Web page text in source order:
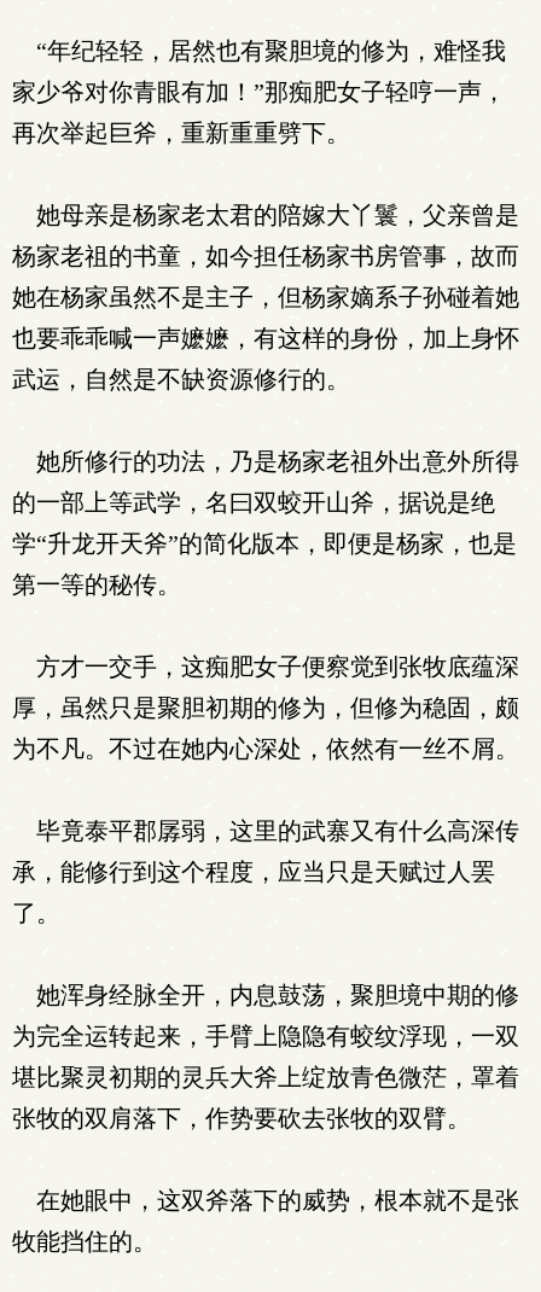
“年纪轻轻，居然也有聚胆境的修为，难怪我
家少爷对你青眼有加！”那痴肥女子轻哼一声，
再次举起巨斧，重新重重劈下。
她母亲是杨家老太君的陪嫁大丫鬟，父亲曾是
杨家老祖的书童，如今担任杨家书房管事，故而
她在杨家虽然不是主子，但杨家嫡系子孙碰着她
也要乖乖喊一声嬷嬷，有这样的身份，加上身怀
武运，自然是不缺资源修行的。
她所修行的功法，乃是杨家老祖外出意外所得
的一部上等武学，名曰双蛟开山斧，据说是绝
学“升龙开天斧”的简化版本，即便是杨家，也是
第一等的秘传。
方才一交手，这痴肥女子便察觉到张牧底蕴深
厚，虽然只是聚胆初期的修为，但修为稳固，颇
为不凡。不过在她内心深处，依然有一丝不屑。
毕竟泰平郡孱弱，这里的武寨又有什么高深传
承，能修行到这个程度，应当只是天赋过人罢
了。
她浑身经脉全开，内息鼓荡，聚胆境中期的修
为完全运转起来，手臂上隐隐有蛟纹浮现，一双
堪比聚灵初期的灵兵大斧上绽放青色微茫，罩着
张牧的双肩落下，作势要砍去张牧的双臂。
在她眼中，这双斧落下的威势，根本就不是张
牧能挡住的。